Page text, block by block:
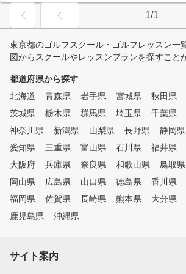
1/1
東京都のゴルフスクール・ゴルフレッスン一
図からスクールやレッスンプランを探すこと
都道府県から探す
北海道
青森県 岩手県 宮城県 秋田県
茨城県
栃木県 群馬県 埼玉県 千葉県
神奈川県
新潟県 山梨県 長野県 静岡県
愛知県
三重県 富山県 石川県 福井県
大阪府
兵庫県 奈良県 和歌山県 鳥取県
岡山県
広島県 山口県 徳島県 香川県
福岡県
佐賀県 長崎県 熊本県 大分県
鹿児島県
沖縄県
サイト案内